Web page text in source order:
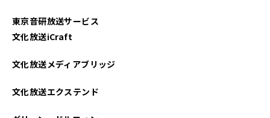
東京音研放送サービス
文化放送iCraft
文化放送メディアブリッジ
文化放送エクステンド